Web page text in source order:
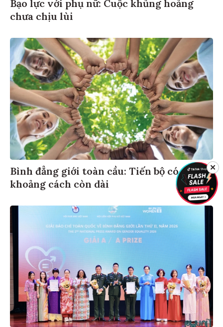
chưa chịu lùi
Bình đẳng giới toàn cầu: Tiến bộ có,
khoảng cách còn dài
✕